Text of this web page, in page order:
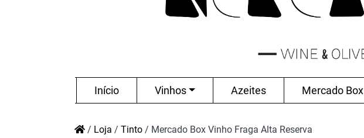
Início Vinhos Azeites Mercado Box
/ Loja / Tinto / Mercado Box Vinho Fraga Alta Reserva